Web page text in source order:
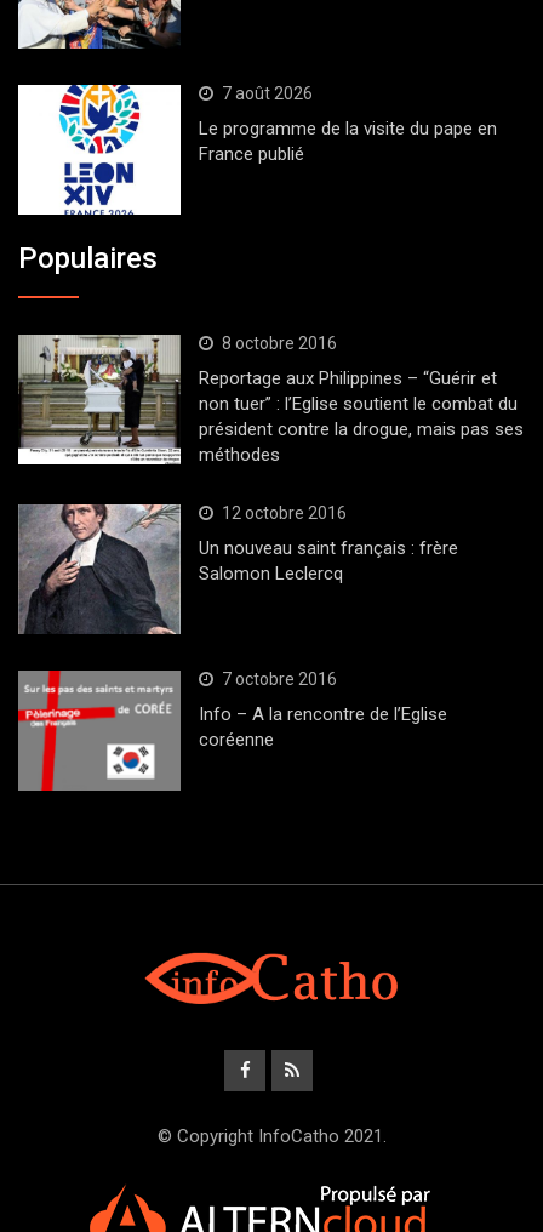
7 août 2026
Le programme de la visite du pape en
France publié
Populaires
8 octobre 2016
Reportage aux Philippines – “Guérir et
non tuer” : l’Eglise soutient le combat du
président contre la drogue, mais pas ses
méthodes
12 octobre 2016
Un nouveau saint français : frère
Salomon Leclercq
7 octobre 2016
Info – A la rencontre de l’Eglise
coréenne
© Copyright InfoCatho 2021.